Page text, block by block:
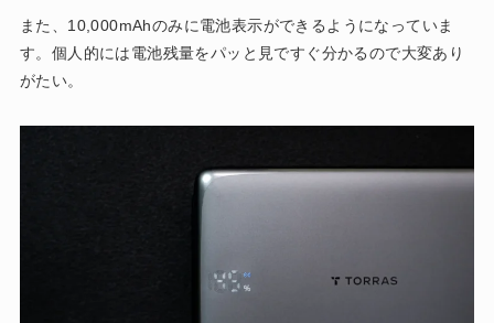
また、10,000mAhのみに電池表示ができるようになっていま
す。個人的には電池残量をパッと見ですぐ分かるので大変あり
がたい。